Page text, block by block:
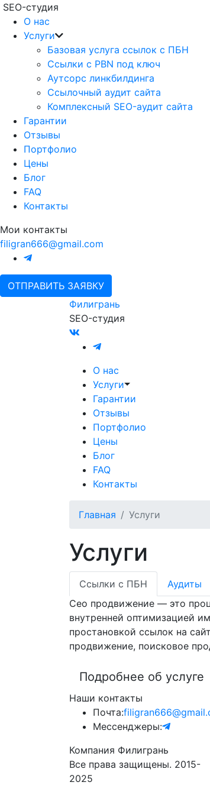
SEO-студия
О нас
Услуги
Базовая услуга ссылок с ПБН
Ссылки с PBN под ключ
Аутсорс линкбилдинга
Ссылочный аудит сайта
Комплексный SEO-аудит сайта
Гарантии
Отзывы
Портфолио
Цены
Блог
FAQ
Контакты
Мои контакты
filigran666@gmail.com
ОТПРАВИТЬ ЗАЯВКУ
Филигрань
SEO-студия
О нас
Услуги
Гарантии
Отзывы
Портфолио
Цены
Блог
FAQ
Контакты
Главная Услуги
Услуги
Ссылки с ПБН Аудиты
Сео продвижение — это
внутренней оптимизацией
простановкой ссылок на
продвижение, поисковое
Подробнее об услуге
Наши контакты
Почта:
Мессенджеры:
Компания Филигрань
Все права защищены. 2015-
2025